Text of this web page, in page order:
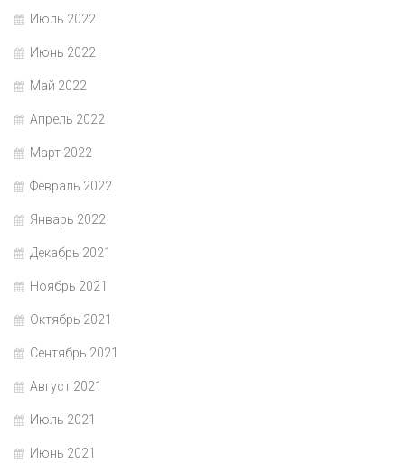
Июль 2022
Июнь 2022
Май 2022
Апрель 2022
Март 2022
Февраль 2022
Январь 2022
Декабрь 2021
Ноябрь 2021
Октябрь 2021
Сентябрь 2021
Август 2021
Июль 2021
Июнь 2021